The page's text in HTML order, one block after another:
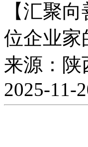
【汇聚
位企业家
来源：陕
2025-11-